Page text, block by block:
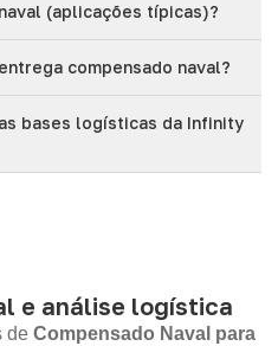
(aplicações típicas)?
compensado naval?
bases logísticas da Infinity
e análise logística
de Compensado Naval para